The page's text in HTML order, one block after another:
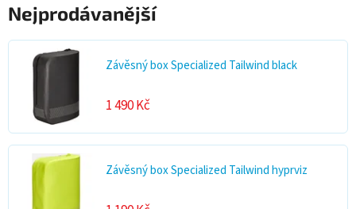
Nejprodávanější
Závěsný box Specialized Tailwind black
1 490 Kč
Závěsný box Specialized Tailwind hyprviz